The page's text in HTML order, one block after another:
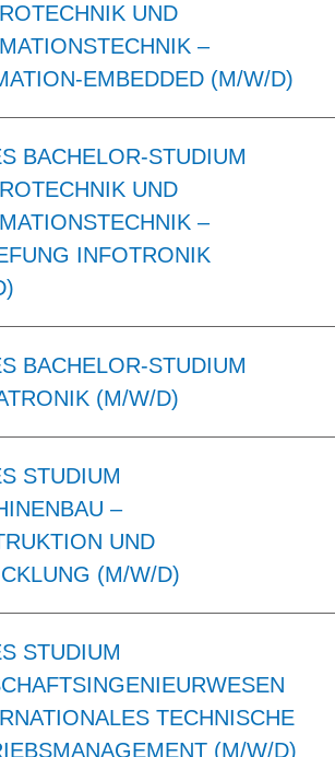
UND
–
EMBEDDED (M/W/D)
BACHELOR-STUDIUM
UND
–
INFOTRONIK
BACHELOR-STUDIUM
(M/W/D)
STUDIUM
–
UND
(M/W/D)
STUDIUM
TECHNISCHE
(M/W/D)